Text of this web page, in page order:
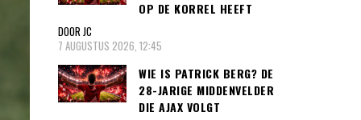
OP DE KORREL HEEFT
DOOR JC
7 AUGUSTUS 2026, 12:45
WIE IS PATRICK BERG? DE
28-JARIGE MIDDENVELDER
DIE AJAX VOLGT